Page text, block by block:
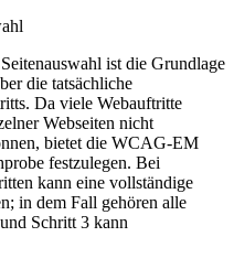
ist die Grundlage
die tatsächliche
Da viele Webauftritte
Webseiten nicht
bietet die WCAG-EM
festzulegen. Bei
kann eine vollständige
in dem Fall gehören alle
Schritt 3 kann